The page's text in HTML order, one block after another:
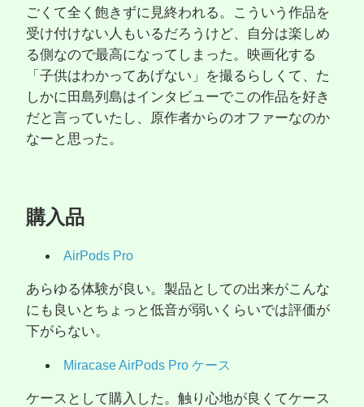
ごくて全く飽きずに見終われる。こういう作品を
受け付けない人もいるだろうけど、自分は楽しめ
る側なので最高になってしまった。映画化する
「子供はわかってあげない」を撮るらしくて、た
しかに田島列島はインタビューでこの作品を好き
だと言っていたし、原作者からのオファーなのか
なーと思った。
購入品
AirPods Pro
あらゆる体験が良い。製品としての出来がこんな
にも良いとちょっと低音が弱いくらいでは評価が
下がらない。
Miracase AirPods Pro ケース
ケースとして購入した。触り心地が良くてケース